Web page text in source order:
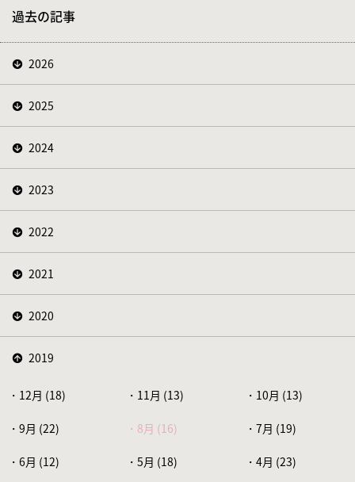
過去の記事
2026
2025
2024
2023
2022
2021
2020
2019
12月 (18) 11月 (13) 10月 (13)
9月 (22) 8月 (16) 7月 (19)
6月 (12) 5月 (18) 4月 (23)